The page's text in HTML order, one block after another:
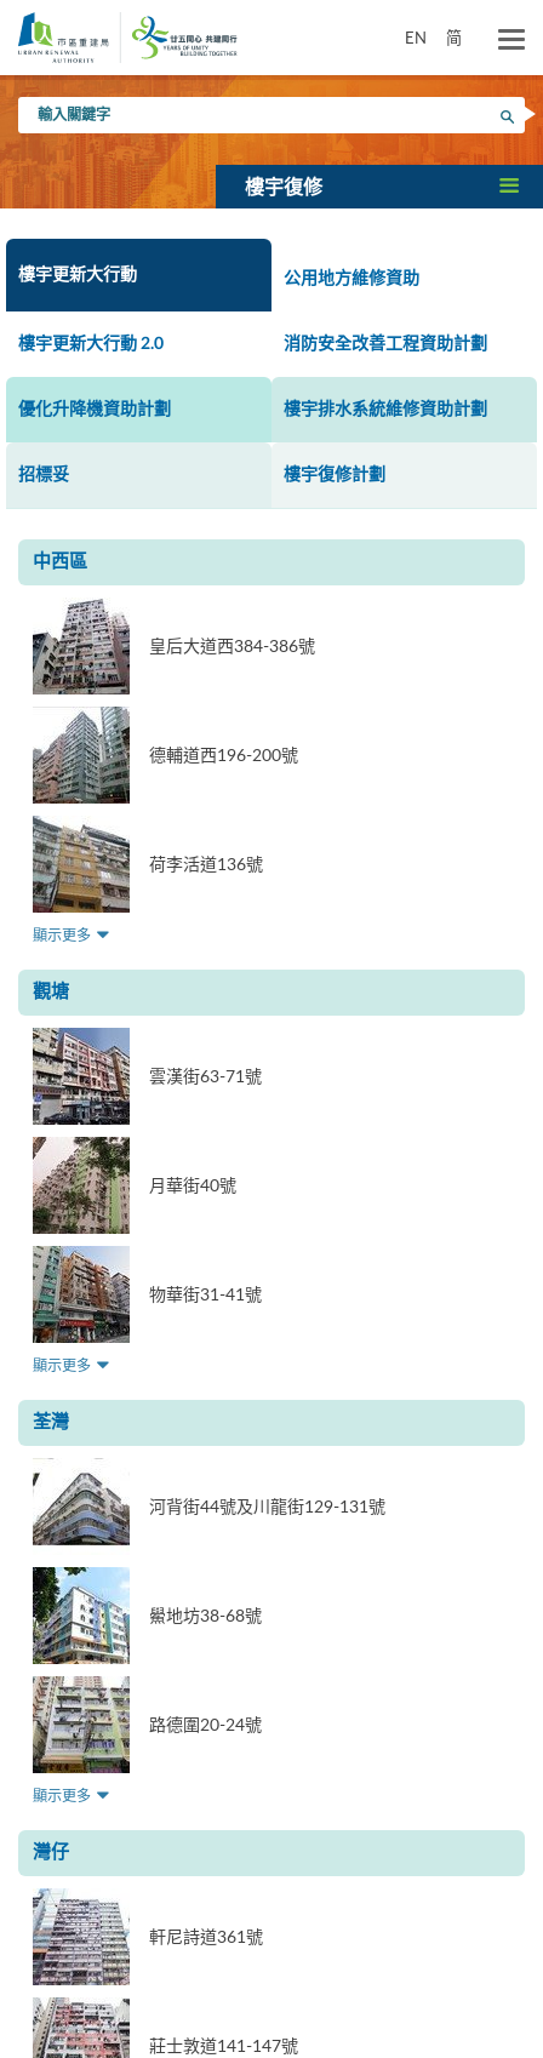
要
容
EN 简
入
關
鍵
字
搜尋
樓宇復修
樓宇更新大行動 公用地方維修資助
樓宇更新大行動 2.0 消防安全改善工程資助計劃
優化升降機資助計劃 樓宇排水系統維修資助計劃
招標妥 樓宇復修計劃
中西區
皇后大道西384-386號
德輔道西196-200號
荷李活道136號
顯示更多
觀塘
雲漢街63-71號
月華街40號
物華街31-41號
顯示更多
荃灣
河背街44號及川龍街129-131號
鱟地坊38-68號
路德圍20-24號
顯示更多
灣仔
軒尼詩道361號
莊士敦道141-147號